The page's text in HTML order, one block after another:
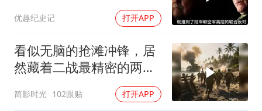
优趣纪史记 打开APP
看似无脑的抢滩冲锋，居
然藏着二战最精密的两栖
简影时光 102跟贴 打开APP